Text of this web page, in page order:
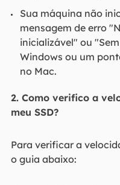
Sua máquina não
mensagem de erro
inicializável" ou
Windows ou um
no Mac.
2. Como verifico a
meu SSD?
Para verificar a
o guia abaixo: